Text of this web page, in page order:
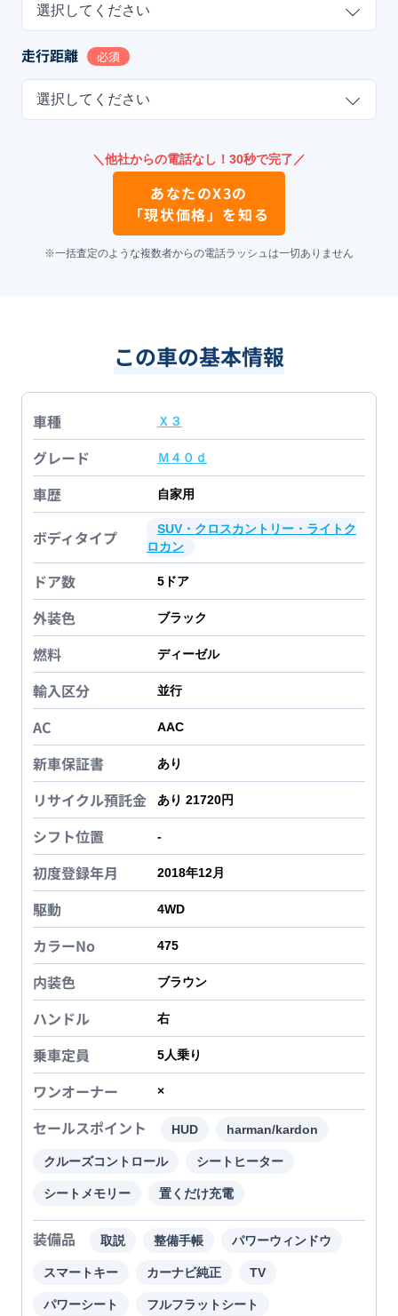
選択してください
走行距離 必須
選択してください
＼他社からの電話なし！30秒で完了／
あなたのX3の
「現状価格」を知る
※一括査定のような複数者からの電話ラッシュは一切ありません
この車の基本情報
車種 Ｘ３
グレード Ｍ４０ｄ
車歴 自家用
ボディタイプ
SUV・クロスカントリー・ライトク
ロカン
ドア数 5 ドア
外装色 ブラック
燃料 ディーゼル
輸入区分 並行
AC AAC
新車保証書 あり
リサイクル預託金 あり 21720円
シフト位置 -
初度登録年月 2018年12月
駆動 4WD
カラーNo 475
内装色 ブラウン
ハンドル 右
乗車定員 5人乗り
ワンオーナー ×
セールスポイント HUD harman/kardon
クルーズコントロール シートヒーター
シートメモリー 置くだけ充電
装備品 取説 整備手帳 パワーウィンドウ
スマートキー カーナビ純正 TV
パワーシート フルフラットシート